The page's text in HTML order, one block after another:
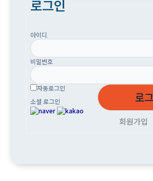
로그인
아이디
비밀번호
자동로그인
소셜 로그인
회원가입